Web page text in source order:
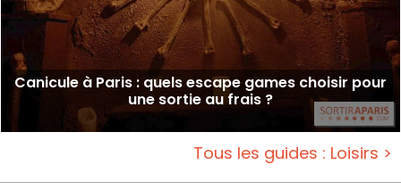
Canicule à Paris : quels escape games choisir pour
une sortie au frais ?
Tous les guides : Loisirs >